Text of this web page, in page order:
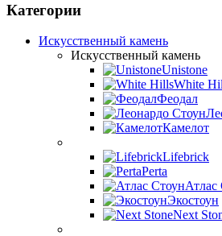
Категории
Искусственный камень
Искусственный камень
Unistone
White
Феодал
Камелот
Lifebrick
Perta
Атлас
Экостоун
Next